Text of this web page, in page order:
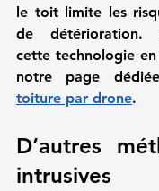
le toit limite les
de détérioration.
cette technologie
notre page
toiture par drone.
D’autres
intrusives